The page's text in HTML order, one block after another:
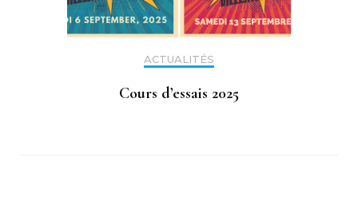
ACTUALITÉS
Cours d’essais 2025